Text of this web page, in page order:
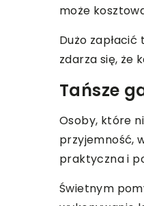
może
Dużo
zdarza się, że
Tańsze
Osoby, które
przyjemność,
praktyczna i
Świetnym